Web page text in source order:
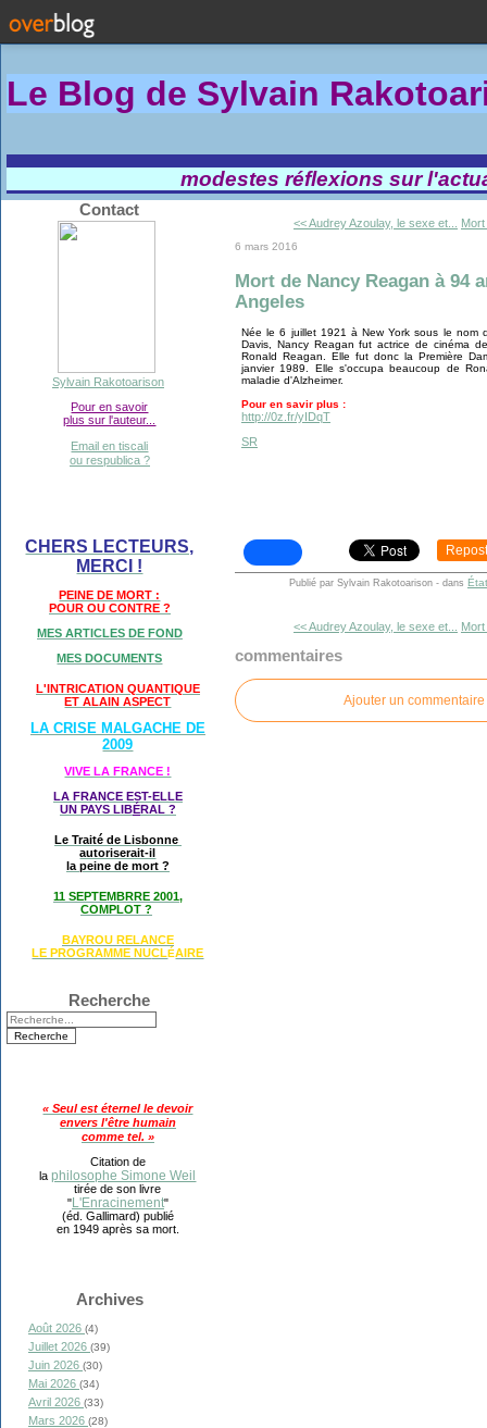
Le Blog de Sylvain Rakotoa
modestes réflexions sur
Contact
Sylvain Rakotoarison
Pour en savoir
plus sur l'auteur...
Email en tiscali
ou respublica ?
CHERS LECTEURS,
MERCI !
PEINE DE MORT :
POUR OU CONTRE ?
MES ARTICLES DE FOND
MES DOCUMENTS
L'INTRICATION QUANTIQUE
ET ALAIN ASPECT
LA CRISE MALGACHE DE
2009
VIVE LA FRANCE !
LA FRANCE EST-ELLE
UN PAYS LIBÉRAL ?
Le Traité de Lisbonne
autoriserait-il
la peine de mort ?
11 SEPTEMBRRE 2001,
COMPLOT ?
BAYROU RELANCE
LE PROGRAMME NUCLÉAIRE
Recherche
« Seul est éternel le devoir
envers l'être humain
comme tel. »
Citation de
laphilosophe Simone Weil
tirée de son livre
"L'Enracinement"
(éd. Gallimard) publié
en 1949 après sa mort.
Archives
Août 2026 (4)
Juillet 2026 (39)
Juin 2026 (30)
Mai 2026 (34)
Avril 2026 (33)
Mars 2026 (28)
<< Audrey Azoulay, le sexe et...
6 mars 2016
Mort de Nancy Reagan à 94
Angeles
Née le 6 juillet 1921 à New York sous le nom
Davis, Nancy Reagan fut actrice de cinéma
Ronald Reagan. Elle fut donc la Première
janvier 1989. Elle s'occupa beaucoup de
maladie d'Alzheimer.
Pour en savir plus :
http://0z.fr/yIDqT
SR
Repost
Publié par Sylvain Rakotoarison - dans
<< Audrey Azoulay, le sexe et...
commentaires
Ajouter un commentaire